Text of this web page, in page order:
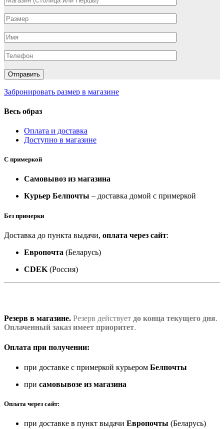
Забронировать размер в магазине
Весь образ
Оплата и доставка
Доступно в магазине
С примеркой
Самовывоз из магазина
Курьер Белпочты – доставка домой с примеркой
Без примерки
Доставка до пункта выдачи, оплата через сайт:
Европочта (Беларусь)
CDEK (Россия)
Резерв в магазине. Резерв действует до конца текущего дня.
Оплаченный заказ имеет приоритет.
Оплата при получении:
при доставке с примеркой курьером Белпочты
при самовывозе из магазина
Оплата через сайт:
при доставке в пункт выдачи Европочты (Беларусь)